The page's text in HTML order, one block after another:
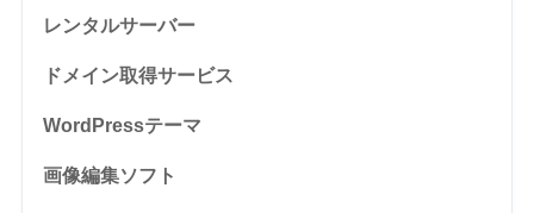
レンタルサーバー
ドメイン取得サービス
WordPressテーマ
画像編集ソフト